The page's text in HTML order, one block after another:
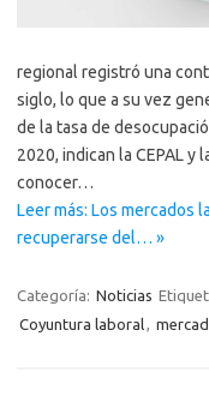
regional registró una
siglo, lo que a su vez
de la tasa de
2020, indican la CEPAL y
conocer…
Leer más: Los mercados
recuperarse del… »
Categoría: Noticias
Coyuntura laboral,